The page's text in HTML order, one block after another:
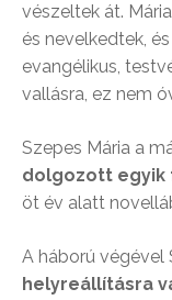
vészeltek át.
és nevelkedtek,
evangélikus,
vallásra, ez nem
Szepes Mária a
dolgozott egyik
öt év alatt
A háború végével
helyreállításra